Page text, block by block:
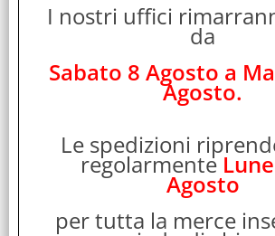
Disponibilità:
Non Disponibile
I nostri uffici
da
Sabato 8 Agosto a
Agosto.
Le spedizioni
regolarmente
Agosto
per tutta la merce